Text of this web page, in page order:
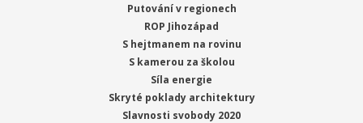
Putování v regionech
ROP Jihozápad
S hejtmanem na rovinu
S kamerou za školou
Síla energie
Skryté poklady architektury
Slavnosti svobody 2020